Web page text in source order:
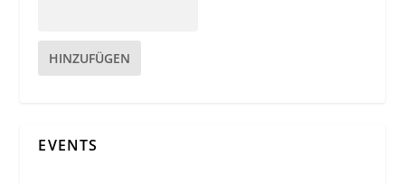
HINZUFÜGEN
EVENTS